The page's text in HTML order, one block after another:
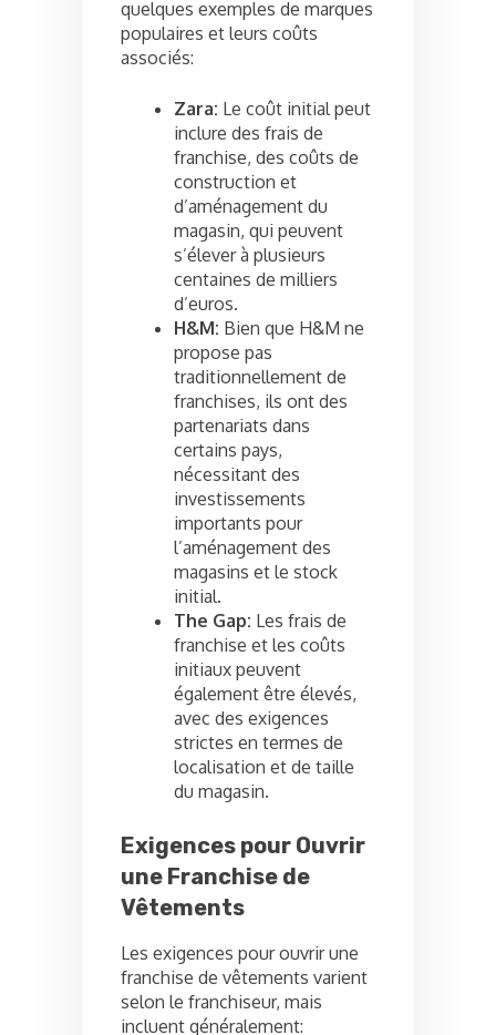
quelques exemples de marques
populaires et leurs coûts
associés:
Zara: Le coût initial peut
inclure des frais de
franchise, des coûts de
construction et
d’aménagement du
magasin, qui peuvent
s’élever à plusieurs
centaines de milliers
d’euros.
H&M: Bien que H&M ne
propose pas
traditionnellement de
franchises, ils ont des
partenariats dans
certains pays,
nécessitant des
investissements
importants pour
l’aménagement des
magasins et le stock
initial.
The Gap: Les frais de
franchise et les coûts
initiaux peuvent
également être élevés,
avec des exigences
strictes en termes de
localisation et de taille
du magasin.
Exigences pour Ouvrir
une Franchise de
Vêtements
Les exigences pour ouvrir une
franchise de vêtements varient
selon le franchiseur, mais
incluent généralement: